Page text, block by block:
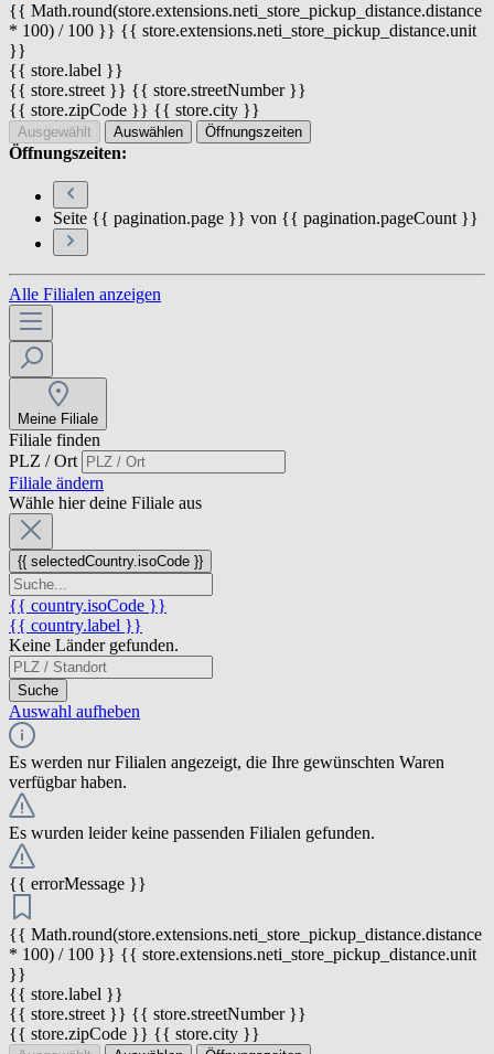
{{ Math.round(store.extensions.neti_store_pickup_distance.distance
* 100) / 100 }} {{ store.extensions.neti_store_pickup_distance.unit
}}
{{ store.label }}
{{ store.street }} {{ store.streetNumber }}
{{ store.zipCode }} {{ store.city }}
Ausgewählt Auswählen Öffnungszeiten
Öffnungszeiten:
Seite {{ pagination.page }} von {{ pagination.pageCount }}
Alle Filialen anzeigen
Meine Filiale
Filiale finden
PLZ / Ort
Filiale ändern
Wähle hier deine Filiale aus
{{ selectedCountry.isoCode }}
{{ country.isoCode }}
{{ country.label }}
Keine Länder gefunden.
Suche
Auswahl aufheben
Es werden nur Filialen angezeigt, die Ihre gewünschten Waren
verfügbar haben.
Es wurden leider keine passenden Filialen gefunden.
{{ errorMessage }}
{{ Math.round(store.extensions.neti_store_pickup_distance.distance
* 100) / 100 }} {{ store.extensions.neti_store_pickup_distance.unit
}}
{{ store.label }}
{{ store.street }} {{ store.streetNumber }}
{{ store.zipCode }} {{ store.city }}